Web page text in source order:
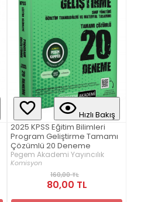
Hızlı Bakış
2025 KPSS Eğitim Bilimleri
Program Geliştirme Tamamı
Çözümlü 20 Deneme
Pegem Akademi Yayıncılık
Komisyon
160,00 TL
80,00 TL